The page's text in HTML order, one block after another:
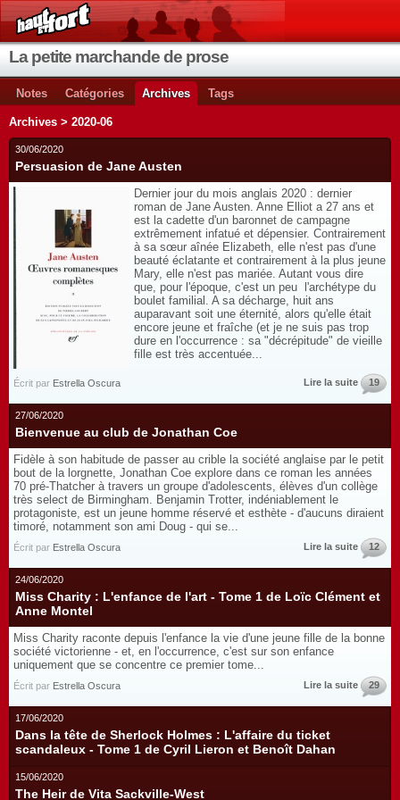
La petite marchande de prose
Notes Catégories Archives Tags
Archives > 2020-06
30/06/2020
Persuasion de Jane Austen
Dernier jour du mois anglais 2020 : dernier
roman de Jane Austen. Anne Elliot a 27 ans et
est la cadette d'un baronnet de campagne
extrêmement infatué et dépensier. Contrairement
à sa sœur aînée Elizabeth, elle n'est pas d'une
beauté éclatante et contrairement à la plus jeune
Mary, elle n'est pas mariée. Autant vous dire
que, pour l'époque, c'est un peu l'archétype du
boulet familial. A sa décharge, huit ans
auparavant soit une éternité, alors qu'elle était
encore jeune et fraîche (et je ne suis pas trop
dure en l'occurrence : sa "décrépitude" de vieille
fille est très accentuée...
Écrit par Estrella Oscura Lire la suite 19
27/06/2020
Bienvenue au club de Jonathan Coe
Fidèle à son habitude de passer au crible la société anglaise par le petit
bout de la lorgnette, Jonathan Coe explore dans ce roman les années
70 pré-Thatcher à travers un groupe d'adolescents, élèves d'un collège
très select de Birmingham. Benjamin Trotter, indéniablement le
protagoniste, est un jeune homme réservé et esthète - d'aucuns diraient
timoré, notamment son ami Doug - qui se...
Écrit par Estrella Oscura Lire la suite 12
24/06/2020
Miss Charity : L'enfance de l'art - Tome 1 de Loïc Clément et
Anne Montel
Miss Charity raconte depuis l'enfance la vie d'une jeune fille de la bonne
société victorienne - et, en l'occurrence, c'est sur son enfance
uniquement que se concentre ce premier tome...
Écrit par Estrella Oscura Lire la suite 29
17/06/2020
Dans la tête de Sherlock Holmes : L'affaire du ticket
scandaleux - Tome 1 de Cyril Lieron et Benoît Dahan
15/06/2020
The Heir de Vita Sackville-West